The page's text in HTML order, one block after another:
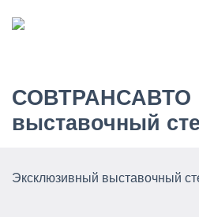
СОВТРАНСАВТО
выставочный
Эксклюзивный выставочный